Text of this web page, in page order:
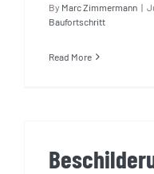
By Marc Zimmermann |
Baufortschritt
Read More